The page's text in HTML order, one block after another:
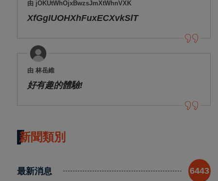
由 jOKUtWhOjxBwzsJmXtWhnVXK
XfGgIUOHXhFuxECXvkSlT
由 林岳維
好有趣的體驗!
新聞類別
最新消息 6443